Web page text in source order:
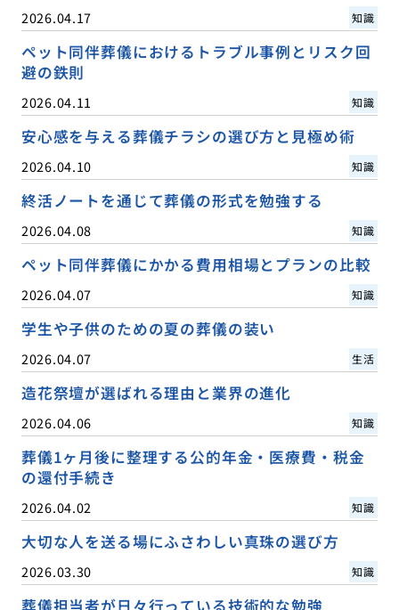
2026.04.17 知識
ペット同伴葬儀におけるトラブル事例とリスク回
避の鉄則
2026.04.11 知識
安心感を与える葬儀チラシの選び方と見極め術
2026.04.10 知識
終活ノートを通じて葬儀の形式を勉強する
2026.04.08 知識
ペット同伴葬儀にかかる費用相場とプランの比較
2026.04.07 知識
学生や子供のための夏の葬儀の装い
2026.04.07 生活
造花祭壇が選ばれる理由と業界の進化
2026.04.06 知識
葬儀1ヶ月後に整理する公的年金・医療費・税金
の還付手続き
2026.04.02 知識
大切な人を送る場にふさわしい真珠の選び方
2026.03.30 知識